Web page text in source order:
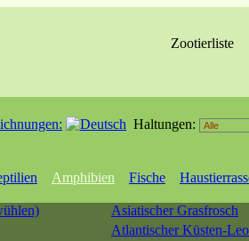
Zootierliste
Haltungen:
Amphibien Fische
Asiatischer Grasfrosch
Atlantischer Küsten-